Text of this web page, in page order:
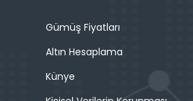
Gümüş Fiyatları
Altın Hesaplama
Künye